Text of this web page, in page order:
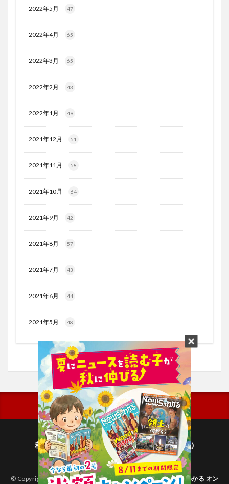
2022年5月 47
2022年4月 65
2022年3月 65
2022年2月 43
2022年1月 49
2021年12月 51
2021年11月 58
2021年10月 64
2021年9月 42
2021年8月 57
2021年7月 43
2021年6月 44
2021年5月 48
利用規約
プライバシーポリシー(毎日新聞出版)
個人情報について(毎日新聞社)
© Copyright 2026子どものためのニュース雑誌「ニュースがわかる オン